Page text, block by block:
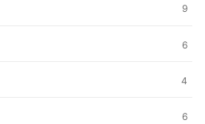
9
6
4
6